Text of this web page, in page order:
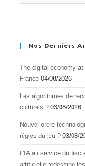
Nos Derniers
The digital economy
France 04/08/2026
Les algorithmes de
culturels ? 03/08/2026
Nouvel ordre
règles du jeu ? 03/08/
L’IA au service du fisc
artificielle redessine